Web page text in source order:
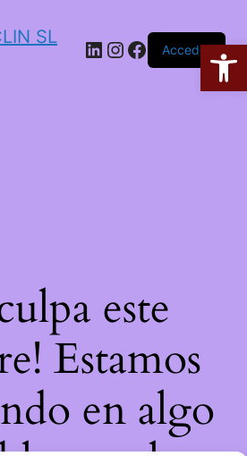
SL
Acceder
este
Estamos
en algo